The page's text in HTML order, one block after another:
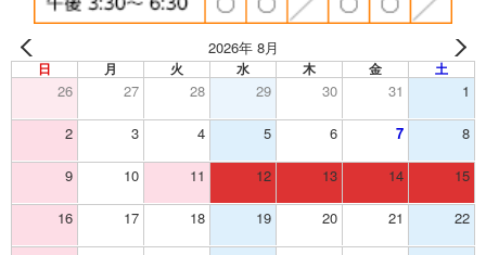
2026年 8月
日 月 火 水 木 金 土
26 27 28 29 30 31 1
2 3 4 5 6 7 8
9 10 11 12 13 14 15
16 17 18 19 20 21 22